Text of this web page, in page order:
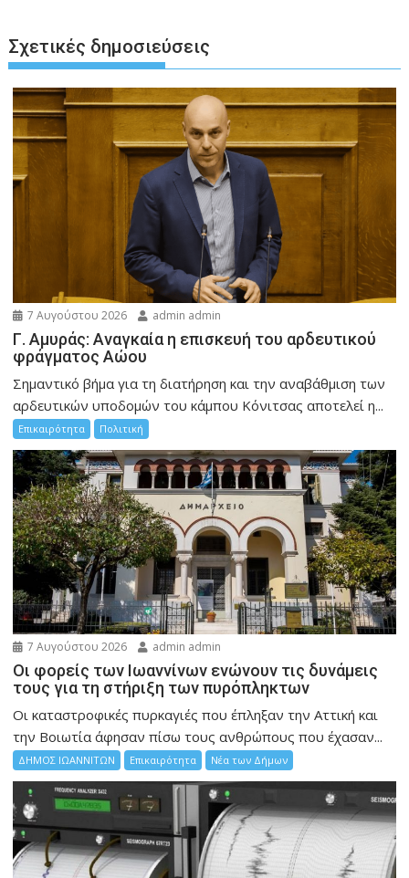
Σχετικές δημοσιεύσεις
7 Αυγούστου 2026 admin admin
Γ. Αμυράς: Αναγκαία η επισκευή του αρδευτικού
φράγματος Αώου
Σημαντικό βήμα για τη διατήρηση και την αναβάθμιση των
αρδευτικών υποδομών του κάμπου Κόνιτσας αποτελεί η...
Επικαιρότητα Πολιτική
7 Αυγούστου 2026 admin admin
Οι φορείς των Ιωαννίνων ενώνουν τις δυνάμεις
τους για τη στήριξη των πυρόπληκτων
Οι καταστροφικές πυρκαγιές που έπληξαν την Αττική και
την Bοιωτία άφησαν πίσω τους ανθρώπους που έχασαν...
ΔΗΜΟΣ ΙΩΑΝΝΙΤΩΝ Επικαιρότητα Νέα των Δήμων